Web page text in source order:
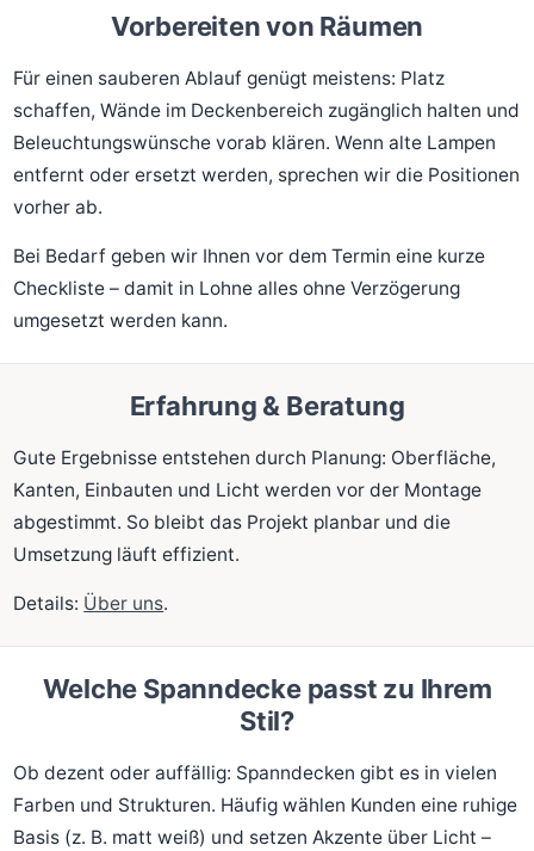
Vorbereiten von Räumen
Für einen sauberen Ablauf genügt meistens: Platz
schaffen, Wände im Deckenbereich zugänglich halten und
Beleuchtungswünsche vorab klären. Wenn alte Lampen
entfernt oder ersetzt werden, sprechen wir die Positionen
vorher ab.
Bei Bedarf geben wir Ihnen vor dem Termin eine kurze
Checkliste – damit in Lohne alles ohne Verzögerung
umgesetzt werden kann.
Erfahrung & Beratung
Gute Ergebnisse entstehen durch Planung: Oberfläche,
Kanten, Einbauten und Licht werden vor der Montage
abgestimmt. So bleibt das Projekt planbar und die
Umsetzung läuft effizient.
Details: Über uns.
Welche Spanndecke passt zu Ihrem
Stil?
Ob dezent oder auffällig: Spanndecken gibt es in vielen
Farben und Strukturen. Häufig wählen Kunden eine ruhige
Basis (z. B. matt weiß) und setzen Akzente über Licht –